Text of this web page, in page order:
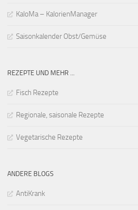
KaloMa – KalorienManager
Saisonkalender Obst/Gemüse
REZEPTE UND MEHR ...
Fisch Rezepte
Regionale, saisonale Rezepte
Vegetarische Rezepte
ANDERE BLOGS
AntiKrank